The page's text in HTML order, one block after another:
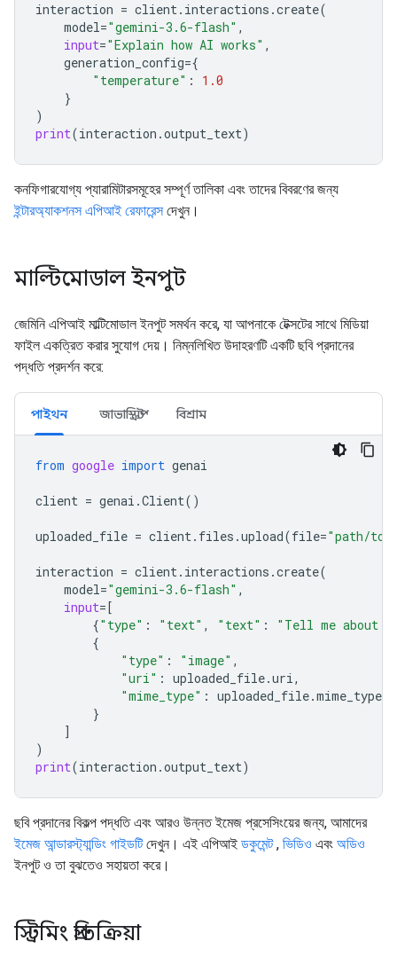
interaction = client. interactions .create(
model="gemini-3.6-flash" ,
input="Explain how AI works" ,
generation_config={
"temperature" :
1.0
}
)
print(interaction .output_text)
কনফিগারযোগ্য প্যারামিটারসমূহের সম্পূর্ণ তালিকা এবং তাদের বিবরণের জন্য
ইন্টারঅ্যাকশনস এপিআই রেফারেন্সদেখুন।
মাল্টিমোডাল ইনপুট
জেমিনি এপিআই মাল্টিমোডাল ইনপুট সমর্থন করে, যা আপনাকে টেক্সটের সাথে মিডিয়া
ফাইল একত্রিত করার সুযোগ দেয়। নিম্নলিখিত উদাহরণটি একটি ছবি প্রদানের
পদ্ধতি প্রদর্শন করে:
পাইথন জাভাস্ক্রিপ্ট বিশ্রাম
from google import genai
client = genai .Client()
uploaded_file = client. files .upload(file="path/to/
interaction = client. interactions .create(
model="gemini-3.6-flash" ,
input=[
{"type" : "text" , "text" :
"Tell me about
{
"type" : "image" ,
"uri" : uploaded_file.uri,
"mime_type" : uploaded_file.mime_type
}
]
)
print(interaction .output_text)
ছবি প্রদানের বিকল্প পদ্ধতি এবং আরও উন্নত ইমেজ প্রসেসিংয়ের জন্য, আমাদের
ইমেজ আন্ডারস্ট্যান্ডিং গাইডটিদেখুন। এই এপিআই ডকুমেন্ট, ভিডিও এবং অডিও
ইনপুট ও তা বুঝতেও সহায়তা করে।
স্ট্রিমিং প্রতিক্রিয়া